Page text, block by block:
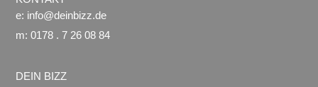
e: info@deinbizz.de
m: 0178 . 7 26 08 84
DEIN BIZZ